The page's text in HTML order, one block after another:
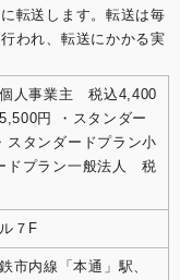
転送します。転送は毎
われ、転送にかかる実
人事業主 税込4,400
円 ・スタンダー
タンダードプラン小
ドプラン一般法人 税
７F
市内線「本通」駅、